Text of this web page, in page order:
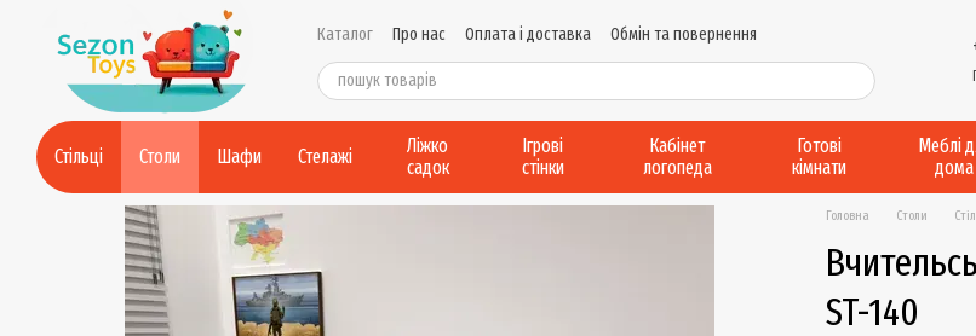
Перейти до основного контенту
Каталог Про нас Оплата і доставка
Обмін та повернення
Контактна інформація
Умови надання послуг
Виробництво....
Політика конфіденційності
Стільці Столи Шафи Стелажі
Ліжко
садок
Ігрові
стінки
Кабінет
логопеда
Готові
кімнати
Меблі
дома
Головна Столи
ST-140